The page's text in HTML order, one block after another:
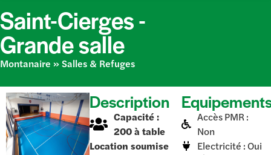
Saint-Cierges -
Grande salle
Montanaire »Salles & Refuges
Description
Capacité :
200 à table
Location soumise
Accès PMR :
Non
Electricité : Oui